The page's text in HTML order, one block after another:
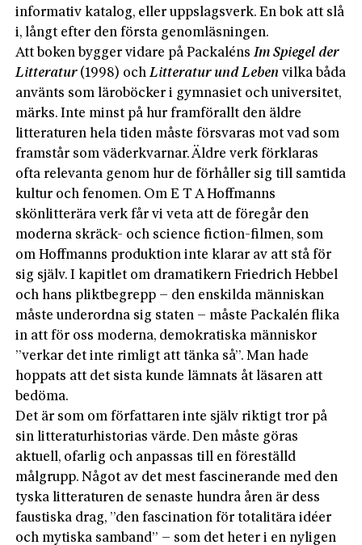
informativ katalog, eller uppslagsverk. En bok att slå
i, långt efter den första genomläsningen.
Att boken bygger vidare på PackalénsIm Spiegel der
Litteratur(1998) ochLitteratur und Lebenvilka båda
använts som läroböcker i gymnasiet och universitet,
märks. Inte minst på hur framförallt den äldre
litteraturen hela tiden måste försvaras mot vad som
framstår som väderkvarnar. Äldre verk förklaras
ofta relevanta genom hur de förhåller sig till samtida
kultur och fenomen. Om E T A Hoffmanns
skönlitterära verk får vi veta att de föregår den
moderna skräck- och science fiction-filmen, som
om Hoffmanns produktion inte klarar av att stå för
sig själv. I kapitlet om dramatikern Friedrich Hebbel
och hans pliktbegrepp – den enskilda människan
måste underordna sig staten – måste Packalén flika
in att för oss moderna, demokratiska människor
”verkar det inte rimligt att tänka så”. Man hade
hoppats att det sista kunde lämnats åt läsaren att
bedöma.
Det är som om författaren inte själv riktigt tror på
sin litteraturhistorias värde. Den måste göras
aktuell, ofarlig och anpassas till en föreställd
målgrupp. Något av det mest fascinerande med den
tyska litteraturen de senaste hundra åren är dess
faustiska drag, ”den fascination för totalitära idéer
och mytiska samband” – som det heter i en nyligen